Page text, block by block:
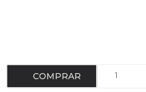
1
COMPRAR